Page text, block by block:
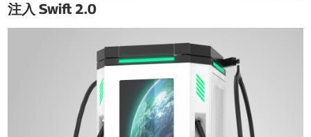
注入 Swift 2.0